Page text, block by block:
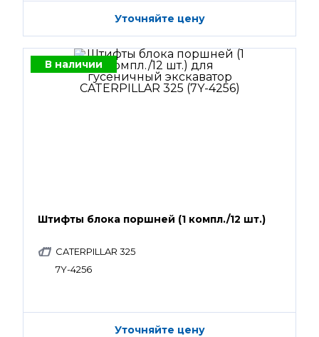
Уточняйте цену
В наличии
Штифты блока поршней (1 компл./12 шт.)
CATERPILLAR 325
7Y-4256
Уточняйте цену